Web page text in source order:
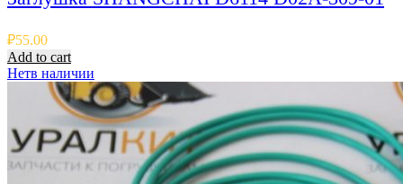
₽55.00
Add to cart
Нетв наличии